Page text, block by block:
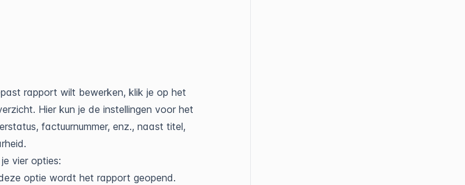
rapport wilt bewerken, klik je op het
Hier kun je de instellingen voor het
factuurnummer, enz., naast titel,
vier opties:
optie wordt het rapport geopend.